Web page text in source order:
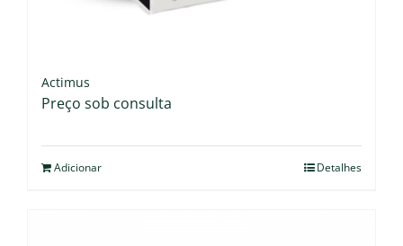
Actimus
Preço sob consulta
Adicionar Detalhes